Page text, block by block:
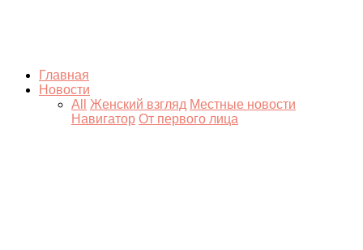
Главная
Новости
All
Женский взгляд Местные новости
Навигатор От первого лица